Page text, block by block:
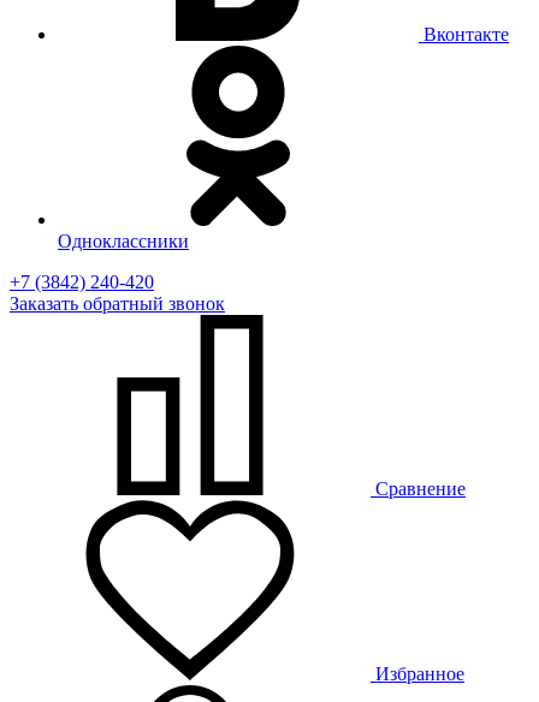
Вконтакте
Одноклассники
+7 (3842) 240-420
Заказать обратный звонок
Сравнение
Избранное